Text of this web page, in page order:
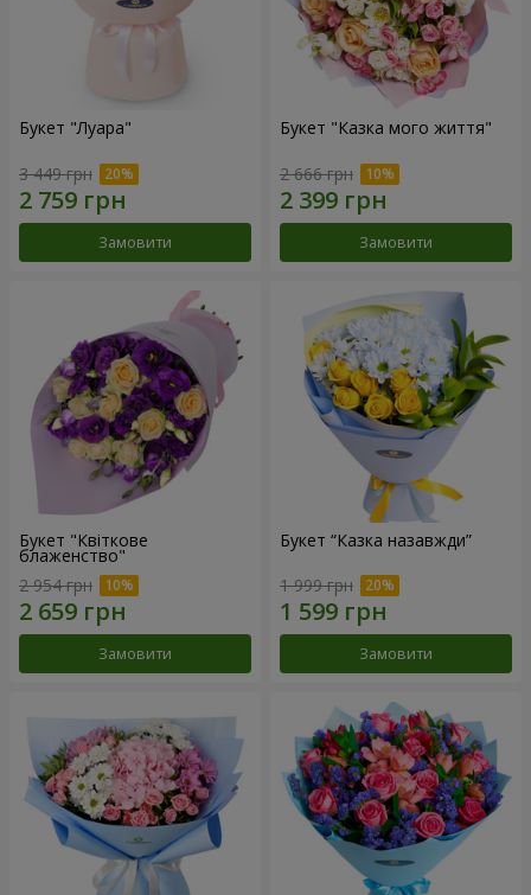
Букет "Луара"
3 449 грн
Замовити
Букет "Казка мого життя"
2 666 грн
Замовити
Букет "Квіткове
блаженство"
2 954 грн
Замовити
Букет “Казка назавжди”
1 999 грн
Замовити